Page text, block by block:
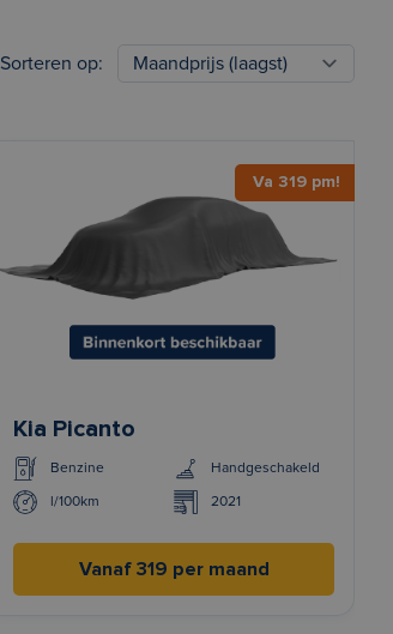
Sorteren op:
Va 319 pm!
Kia Picanto
Benzine Handgeschakeld
l/100km 2021
Vanaf 319 per maand